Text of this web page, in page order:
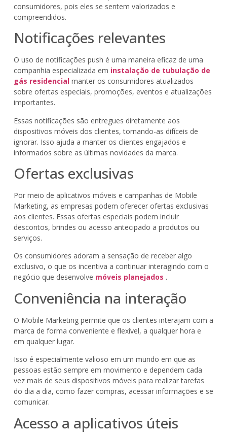
consumidores, pois eles se sentem valorizados e
compreendidos.
Notificações relevantes
O uso de notificações push é uma maneira eficaz de uma
companhia especializada em instalação de tubulação de
gás residencial manter os consumidores atualizados
sobre ofertas especiais, promoções, eventos e atualizações
importantes.
Essas notificações são entregues diretamente aos
dispositivos móveis dos clientes, tornando-as difíceis de
ignorar. Isso ajuda a manter os clientes engajados e
informados sobre as últimas novidades da marca.
Ofertas exclusivas
Por meio de aplicativos móveis e campanhas de Mobile
Marketing, as empresas podem oferecer ofertas exclusivas
aos clientes. Essas ofertas especiais podem incluir
descontos, brindes ou acesso antecipado a produtos ou
serviços.
Os consumidores adoram a sensação de receber algo
exclusivo, o que os incentiva a continuar interagindo com o
negócio que desenvolve móveis planejados .
Conveniência na interação
O Mobile Marketing permite que os clientes interajam com a
marca de forma conveniente e flexível, a qualquer hora e
em qualquer lugar.
Isso é especialmente valioso em um mundo em que as
pessoas estão sempre em movimento e dependem cada
vez mais de seus dispositivos móveis para realizar tarefas
do dia a dia, como fazer compras, acessar informações e se
comunicar.
Acesso a aplicativos úteis